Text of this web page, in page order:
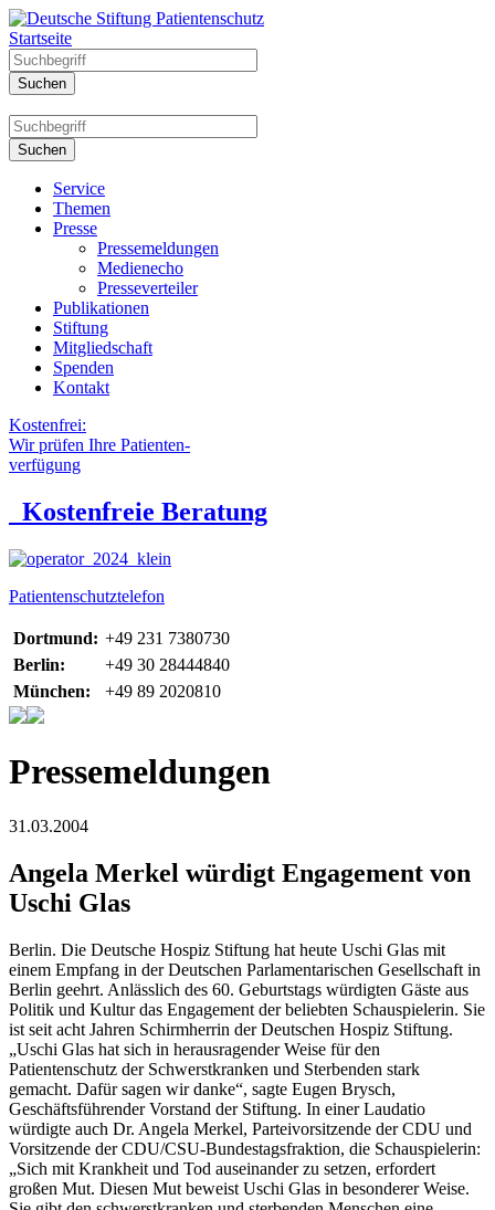
Startseite
Service
Themen
Presse
Pressemeldungen
Medienecho
Presseverteiler
Publikationen
Stiftung
Mitgliedschaft
Spenden
Kontakt
Kostenfrei:
Wir prüfen Ihre Patienten-
verfügung
Kostenfreie Beratung
Patientenschutztelefon
Dortmund: +49 231 7380730
Berlin:
+49 30 28444840
München:
+49 89 2020810
Pressemeldungen
31.03.2004
Angela Merkel würdigt Engagement von
Uschi Glas
Berlin. Die Deutsche Hospiz Stiftung hat heute Uschi Glas mit
einem Empfang in der Deutschen Parlamentarischen Gesellschaft in
Berlin geehrt. Anlässlich des 60. Geburtstags würdigten Gäste aus
Politik und Kultur das Engagement der beliebten Schauspielerin. Sie
ist seit acht Jahren Schirmherrin der Deutschen Hospiz Stiftung.
„Uschi Glas hat sich in herausragender Weise für den
Patientenschutz der Schwerstkranken und Sterbenden stark
gemacht. Dafür sagen wir danke“, sagte Eugen Brysch,
Geschäftsführender Vorstand der Stiftung. In einer Laudatio
würdigte auch Dr. Angela Merkel, Parteivorsitzende der CDU und
Vorsitzende der CDU/CSU-Bundestagsfraktion, die Schauspielerin:
„Sich mit Krankheit und Tod auseinander zu setzen, erfordert
großen Mut. Diesen Mut beweist Uschi Glas in besonderer Weise.